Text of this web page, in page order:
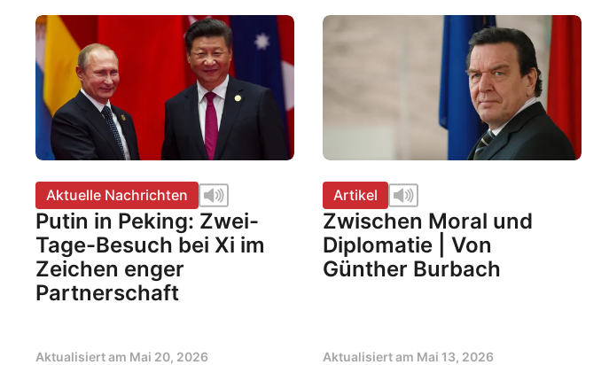
Aktuelle Nachrichten
Putin in Peking: Zwei-
Tage-Besuch bei Xi im
Zeichen enger
Partnerschaft
Aktualisiert am Mai 20, 2026
Artikel
Zwischen Moral und
Diplomatie | Von
Günther Burbach
Aktualisiert am Mai 13, 2026